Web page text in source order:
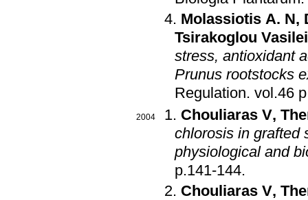
Molassiotis A. N,
Tsirakoglou
stress, antioxidant
Prunus rootstocks
Regulation.
2004 Chouliaras V,
chlorosis in grafted
physiological and
p.141-144.
Chouliaras V,